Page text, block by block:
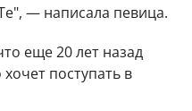
— написала певица.
еще 20 лет назад
поступать в